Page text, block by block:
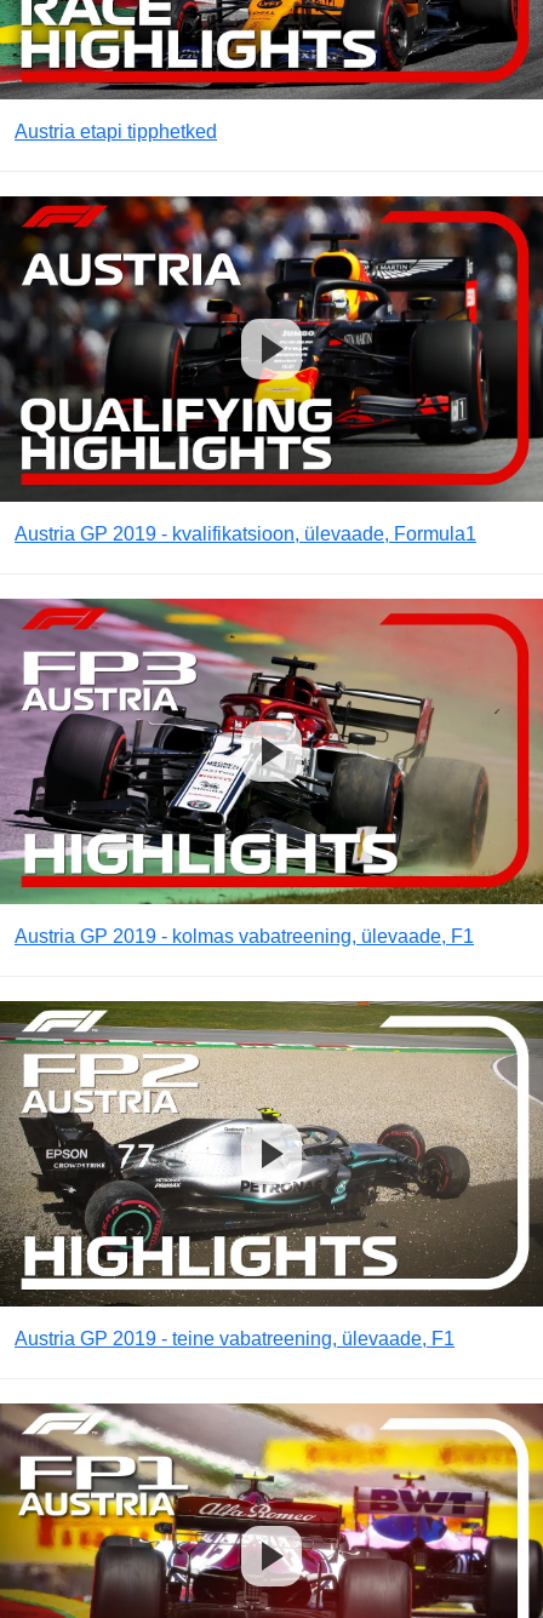
Austria etapi tipphetked
Austria GP 2019 - kvalifikatsioon, ülevaade, Formula1
Austria GP 2019 - kolmas vabatreening, ülevaade, F1
Austria GP 2019 - teine vabatreening, ülevaade, F1